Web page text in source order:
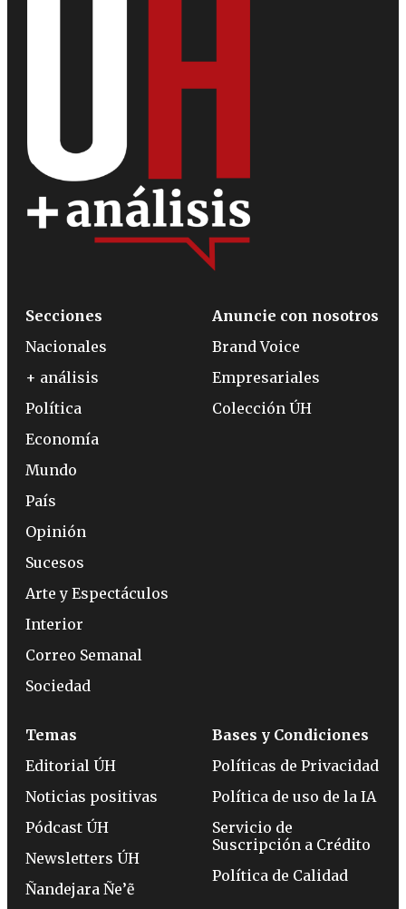
Secciones
Nacionales
+ análisis
Política
Economía
Mundo
País
Opinión
Sucesos
Arte y Espectáculos
Interior
Correo Semanal
Sociedad
Anuncie con nosotros
Brand Voice
Empresariales
Colección ÚH
Temas
Editorial ÚH
Noticias positivas
Pódcast ÚH
Newsletters ÚH
Ñandejara Ñe’ẽ
Bases y Condiciones
Políticas de Privacidad
Política de uso de la IA
Servicio de
Suscripción a Crédito
Política de Calidad